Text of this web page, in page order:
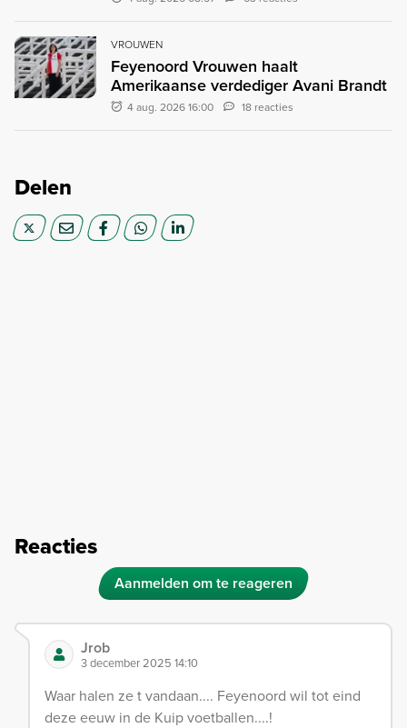
VROUWEN
Feyenoord Vrouwen haalt
Amerikaanse verdediger Avani Brandt
4 aug. 2026 16:00 18 reacties
Delen
Reacties
Aanmelden om te reageren
Jrob
3 december 2025 14:10
Waar halen ze t vandaan.... Feyenoord wil tot eind
deze eeuw in de Kuip voetballen....!